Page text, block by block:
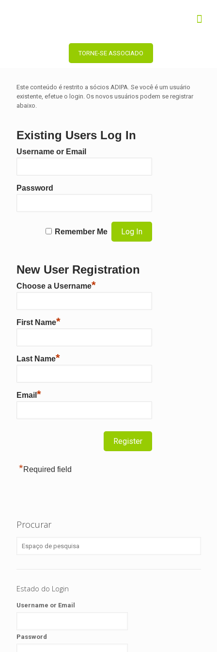
TORNE-SE ASSOCIADO
Este conteúdo é restrito a sócios ADIPA. Se você é um usuário
existente, efetue o login. Os novos usuários podem se registrar
abaixo.
Existing Users Log In
Username or Email
Password
Remember Me
New User Registration
Choose a Username*
First Name*
Last Name*
Email *
*Required field
Procurar
Estado do Login
Username or Email
Password